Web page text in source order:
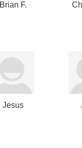
Brian F.
Jesus